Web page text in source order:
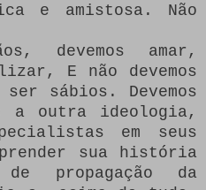
e amistosa.
Não
devemos amar,
E não devemos
ser sábios.
Devemos
a outra ideologia,
em seus
sua história
propagação da